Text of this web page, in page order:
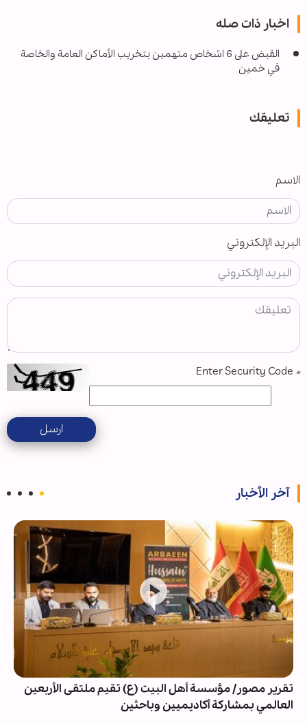
اخبار ذات صله
القبض على 6 اشخاص متهمين بتخريب الأماكن العامة والخاصة
في خمين
تعليقك
الاسم
البريد الإلكتروني
*
ارسل
آخر الأخبار
تقرير مصور/ مؤسسة أهل البيت (ع) تقيم ملتقى الأربعين
العالمي بمشاركة أكاديميين وباحثين